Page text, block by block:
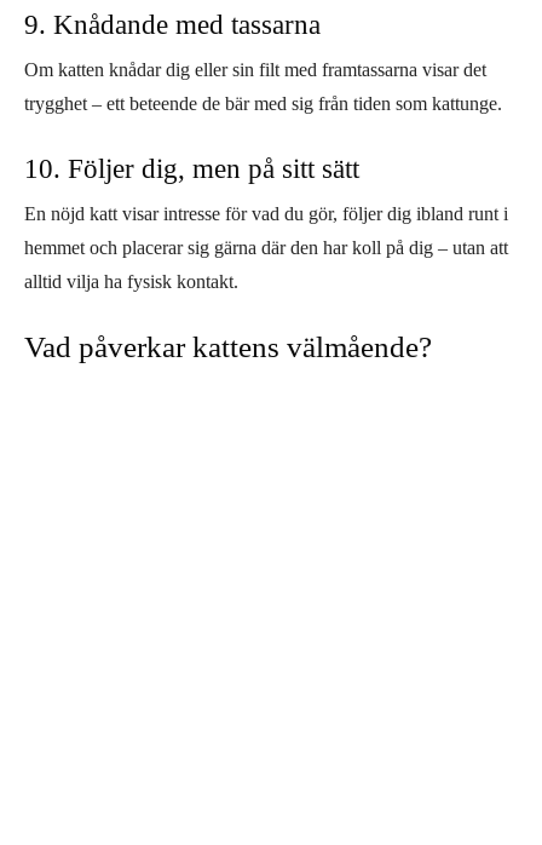
9. Knådande med tassarna
Om katten knådar dig eller sin filt med framtassarna visar det
trygghet – ett beteende de bär med sig från tiden som kattunge.
10. Följer dig, men på sitt sätt
En nöjd katt visar intresse för vad du gör, följer dig ibland runt i
hemmet och placerar sig gärna där den har koll på dig – utan att
alltid vilja ha fysisk kontakt.
Vad påverkar kattens välmående?